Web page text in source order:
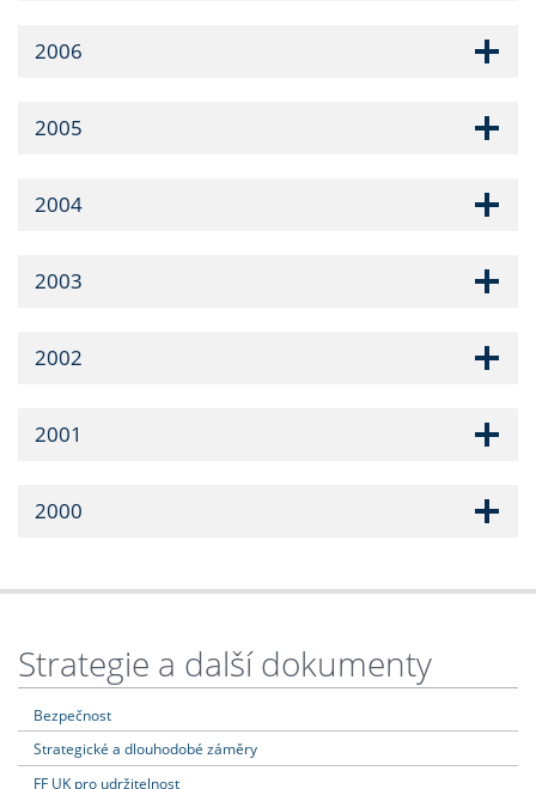
2006
2005
2004
2003
2002
2001
2000
Strategie a další dokumenty
Bezpečnost
Strategické a dlouhodobé záměry
FF UK pro udržitelnost